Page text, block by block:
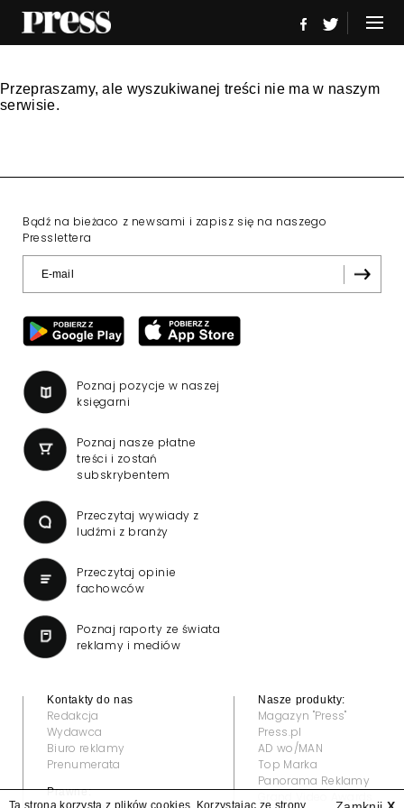
Przepraszamy, ale wyszukiwanej treści nie ma w naszym
serwisie.
Bądź na bieżaco z newsami i zapisz się na naszego
Presslettera
Poznaj pozycje w naszej
księgarni
Poznaj nasze płatne
treści i zostań
subskrybentem
Przeczytaj wywiady z
ludźmi z branży
Przeczytaj opinie
fachowców
Poznaj raporty ze świata
reklamy i mediów
Kontakty do nas
Redakcja
Wydawca
Biuro reklamy
Prenumerata
Prawne:
Nasze produkty:
Magazyn "Press"
Press.pl
AD wo/MAN
Top Marka
Panorama Reklamy
Ta strona korzysta z plików cookies. Korzystając ze strony